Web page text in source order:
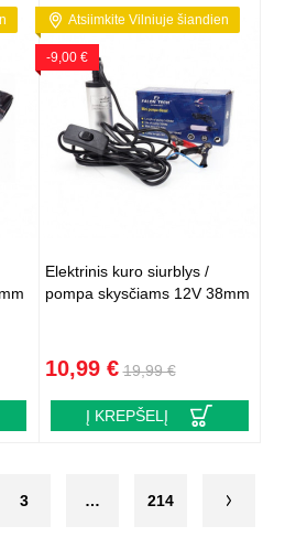
Atsiimkite Vilniuje šiandien
-9,00 €
Elektrinis kuro siurblys /
pompa skysčiams 12V 38mm
10,99 € 19,99 €
Į KREPŠELĮ
3 … 214